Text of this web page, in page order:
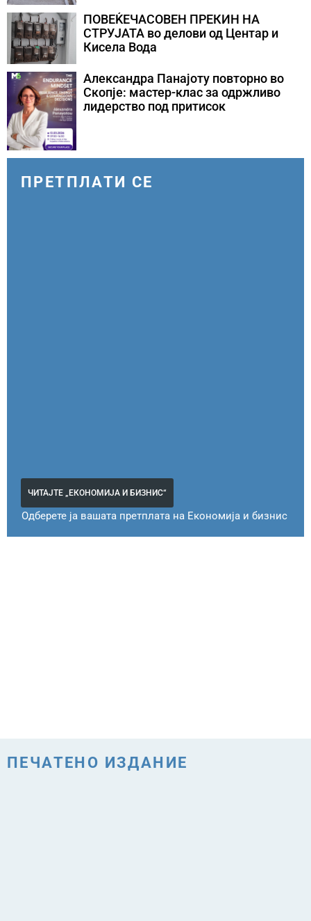
ПОВЕЌЕЧАСОВЕН ПРЕКИН НА
СТРУЈАТА во делови од Центар и
Кисела Вода
Александра Панајоту повторно во
Скопје: мастер-клас за одржливо
лидерство под притисок
ПРЕТПЛАТИ СЕ
ЧИТАЈТЕ „ЕКОНОМИЈА И БИЗНИС“
Одберете ја вашата претплата на Економија и бизнис
ПЕЧАТЕНО ИЗДАНИЕ